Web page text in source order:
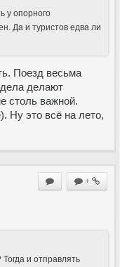
у опорного
Да и туристов едва ли
Поезд весьма
делают
столь важной.
Ну это всё на лето,
+
и отправлять